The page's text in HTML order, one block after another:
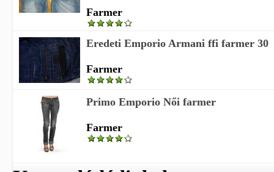
Farmer
Eredeti Emporio Armani ffi farmer 30
Farmer
Primo Emporio Női farmer
Farmer